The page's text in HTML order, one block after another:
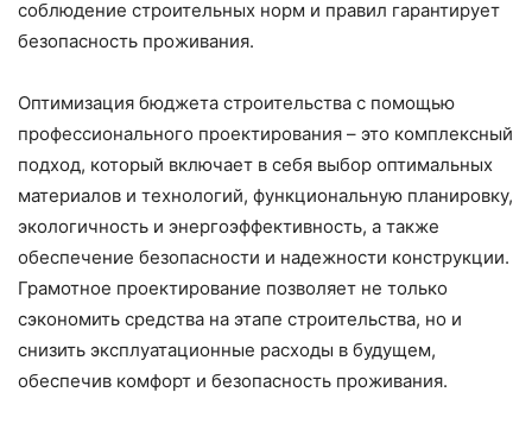
соблюдение строительных норм и правил гарантирует
безопасность проживания.
Оптимизация бюджета строительства с помощью
профессионального проектирования – это комплексный
подход, который включает в себя выбор оптимальных
материалов и технологий, функциональную планировку,
экологичность и энергоэффективность, а также
обеспечение безопасности и надежности конструкции.
Грамотное проектирование позволяет не только
сэкономить средства на этапе строительства, но и
снизить эксплуатационные расходы в будущем,
обеспечив комфорт и безопасность проживания.